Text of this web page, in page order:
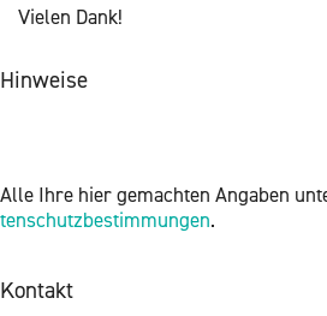
Vie­len Dank!
Hin­wei­se
Alle Ihre hier ge­mach­ten An­ga­ben
ten­schutz­be­stim­mun­gen.
Kon­takt